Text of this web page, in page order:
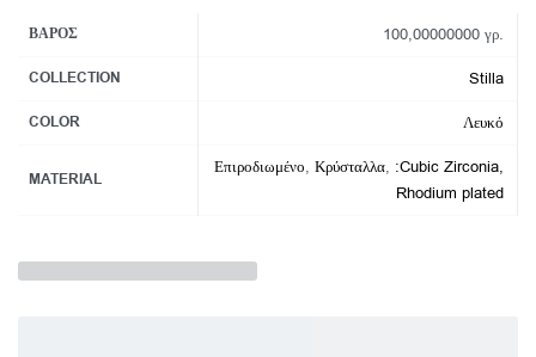
ΒΆΡΟΣ 100,00000000 γρ.
COLLECTION Stilla
COLOR Λευκό
MATERIAL
Επιροδιωμένο, Κρύσταλλα, :Cubic Zirconia,
Rhodium plated